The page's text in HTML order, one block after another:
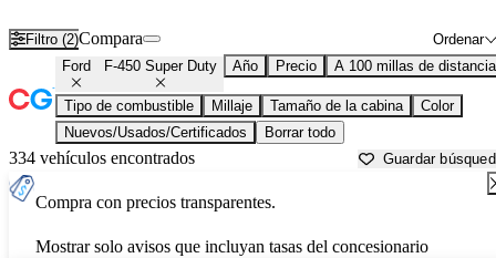
Filtro (2) Ordenar
Compara
Ford F-450 Super Duty Año Precio A 100 millas de distancia
Tipo de combustible Millaje Tamaño de la cabina
Color
Nuevos/Usados/Certificados
Borrar todo
334 vehículos encontrados Guardar
Compra con precios transparentes.
Mostrar solo avisos que incluyan tasas del concesionario